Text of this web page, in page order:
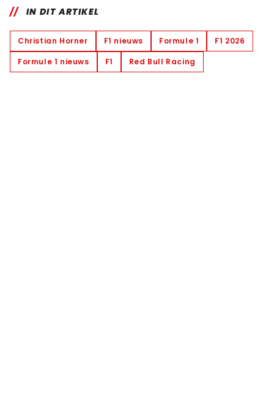
IN DIT ARTIKEL
Christian Horner F1 nieuws Formule 1
F1 2026
Formule 1 nieuws
F1 Red Bull Racing